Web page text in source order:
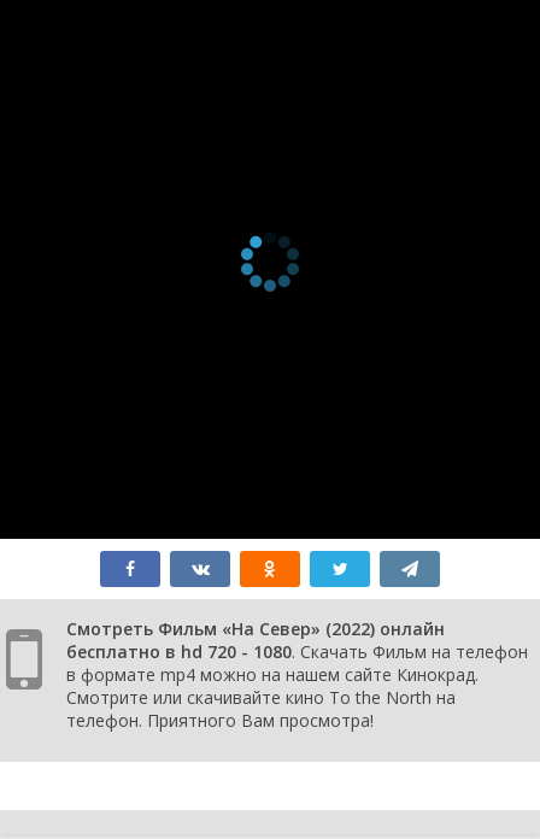
Смотреть Фильм «На Север» (2022) онлайн
бесплатно в hd 720 - 1080. Скачать Фильм на телефон
в формате mp4 можно на нашем сайте Кинокрад.
Смотрите или скачивайте кино To the North на
телефон. Приятного Вам просмотра!